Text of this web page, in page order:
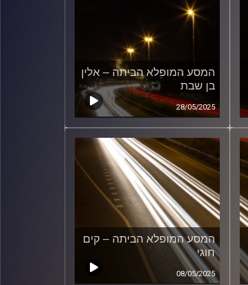
המסע המופלא הביתה – אלין
בן שבת
28/05/2025
המסע המופלא הביתה – קים
חוגי
08/05/2025